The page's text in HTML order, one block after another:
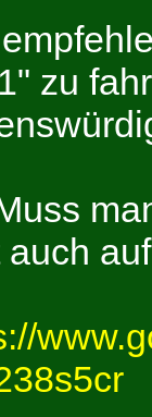
zu
auch